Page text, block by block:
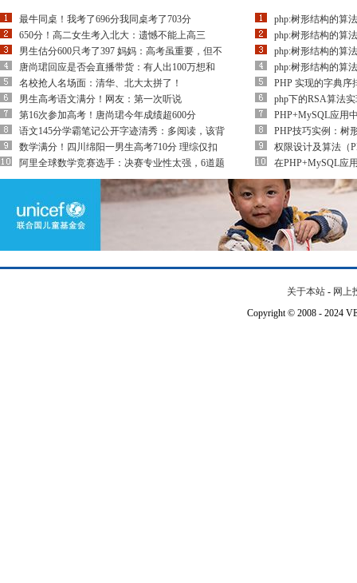
最牛同桌！我考了696分我同桌考了703分
650分！高二女生考入北大：遗憾不能上高三
男生估分600只考了397 妈妈：高考虽重要，但不
唐尚珺回应是否会直播带货：有人出100万想和
名校抢人名场面：清华、北大太拼了！
男生高考语文满分！网友：第一次听说
第16次参加高考！唐尚珺今年成绩超600分
语文145分学霸笔记公开字迹清秀：多阅读，该背
数学满分！四川绵阳一男生高考710分 理综仅扣
阿里全球数学竞赛选手：决赛专业性太强，6道题
php:树形结构的算
php:树形结构的算
php:树形结构的算
php:树形结构的算
PHP 实现的字典序
php下的RSA算法
PHP+MySQL应用
PHP技巧实例：树
权限设计及算法（
在PHP+MySQL应
关于本站 - 网上
Copyright © 2008 - 2024